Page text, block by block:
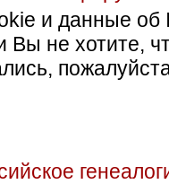
и данные об
Вы не хотите,